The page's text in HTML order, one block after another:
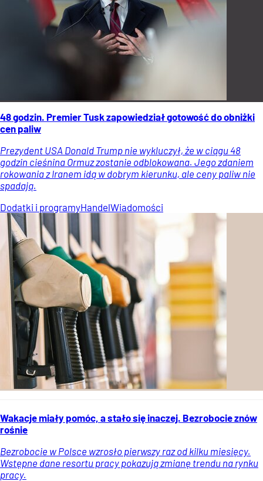
48 godzin. Premier Tusk zapowiedział gotowość do obniżki
cen paliw
Prezydent USA Donald Trump nie wykluczył, że w ciągu 48
godzin cieśnina Ormuz zostanie odblokowana. Jego zdaniem
rokowania z Iranem idą w dobrym kierunku, ale ceny paliw nie
spadają.
Dodatki i programyHandelWiadomości
Wakacje miały pomóc, a stało się inaczej. Bezrobocie znów
rośnie
Bezrobocie w Polsce wzrosło pierwszy raz od kilku miesięcy.
Wstępne dane resortu pracy pokazują zmianę trendu na rynku
pracy.